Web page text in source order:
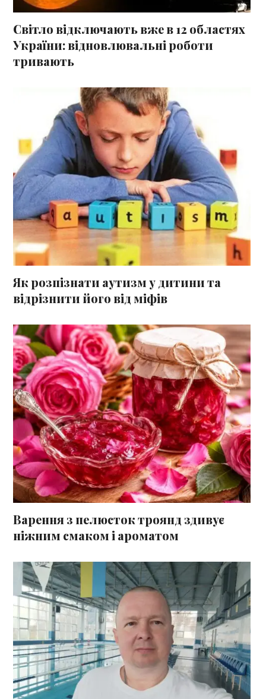
Світло відключають вже в 12 областях
України: відновлювальні роботи
тривають
Як розпізнати аутизм у дитини та
відрізнити його від міфів
Варення з пелюсток троянд здивує
ніжним смаком і ароматом